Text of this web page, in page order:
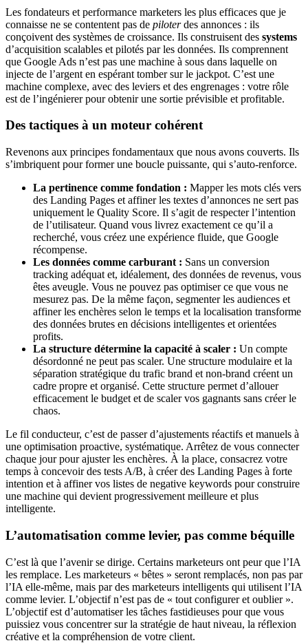
Les fondateurs et performance marketers les plus efficaces que je
connaisse ne se contentent pas de piloterdes annonces : ils
conçoivent des systèmes de croissance. Ils construisent des systems
d’acquisition scalables et pilotés par les données. Ils comprennent
que Google Ads n’est pas une machine à sous dans laquelle on
injecte de l’argent en espérant tomber sur le jackpot. C’est une
machine complexe, avec des leviers et des engrenages : votre rôle
est de l’ingénierer pour obtenir une sortie prévisible et profitable.
Des tactiques à un moteur cohérent
Revenons aux principes fondamentaux que nous avons couverts. Ils
s’imbriquent pour former une boucle puissante, qui s’auto-renforce.
La pertinence comme fondation : Mapper les mots clés vers
des Landing Pages et affiner les textes d’annonces ne sert pas
uniquement le Quality Score. Il s’agit de respecter l’intention
de l’utilisateur. Quand vous livrez exactement ce qu’il a
recherché, vous créez une expérience fluide, que Google
récompense.
Les données comme carburant : Sans un conversion
tracking adéquat et, idéalement, des données de revenus, vous
êtes aveugle. Vous ne pouvez pas optimiser ce que vous ne
mesurez pas. De la même façon, segmenter les audiences et
affiner les enchères selon le temps et la localisation transforme
des données brutes en décisions intelligentes et orientées
profits.
La structure détermine la capacité à scaler : Un compte
désordonné ne peut pas scaler. Une structure modulaire et la
séparation stratégique du trafic brand et non-brand créent un
cadre propre et organisé. Cette structure permet d’allouer
efficacement le budget et de scaler vos gagnants sans créer le
chaos.
Le fil conducteur, c’est de passer d’ajustements réactifs et manuels à
une optimisation proactive, systématique. Arrêtez de vous connecter
chaque jour pour ajuster les enchères. À la place, consacrez votre
temps à concevoir des tests A/B, à créer des Landing Pages à forte
intention et à affiner vos listes de negative keywords pour construire
une machine qui devient progressivement meilleure et plus
intelligente.
L’automatisation comme levier, pas comme béquille
C’est là que l’avenir se dirige. Certains marketeurs ont peur que l’IA
les remplace. Les marketeurs « bêtes » seront remplacés, non pas par
l’IA elle-même, mais par des marketeurs intelligents qui utilisent l’IA
comme levier. L’objectif n’est pas de « tout configurer et oublier ».
L’objectif est d’automatiser les tâches fastidieuses pour que vous
puissiez vous concentrer sur la stratégie de haut niveau, la réflexion
créative et la compréhension de votre client.